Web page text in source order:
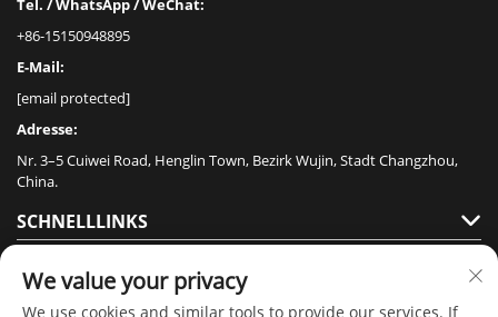
Tel. / WhatsApp / WeChat:
+86-15150948895
E-Mail:
[email protected]
Adresse:
Nr. 3–5 Cuiwei Road, Henglin Town, Bezirk Wujin, Stadt Changzhou,
China.
SCHNELLLINKS
PRODUKTE
We value your privacy
We use cookies and similar tools to provide our services. If